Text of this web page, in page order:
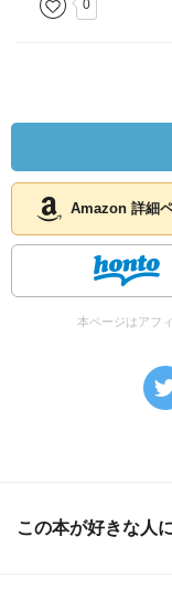
0
Amazon 詳細
本ページはアフ
この本が好きな人